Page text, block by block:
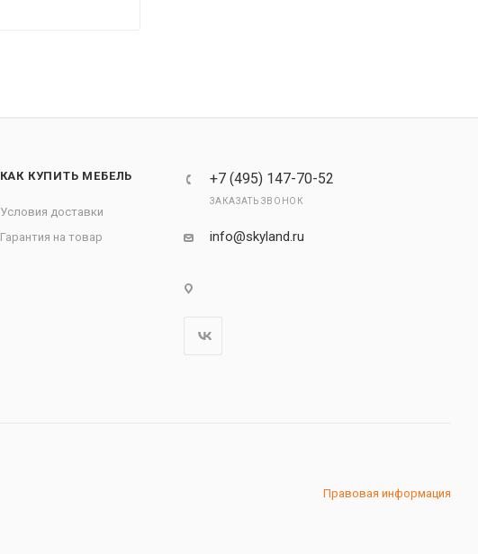
КАК КУПИТЬ МЕБЕЛЬ
Условия доставки
Гарантия на товар
+7 (495) 147-70-52
ЗАКАЗАТЬ ЗВОНОК
info@skyland.ru
Правовая информация